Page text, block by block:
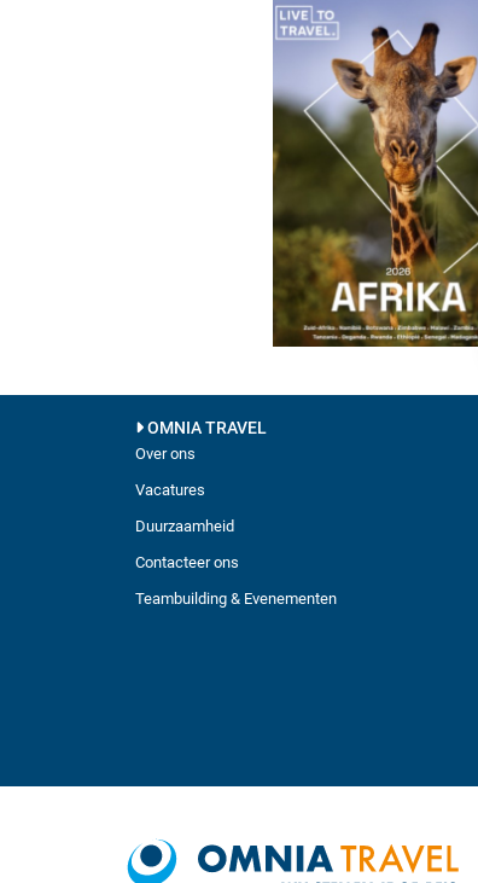
OMNIA TRAVEL
Over ons
Vacatures
Duurzaamheid
Contacteer ons
Teambuilding & Evenementen